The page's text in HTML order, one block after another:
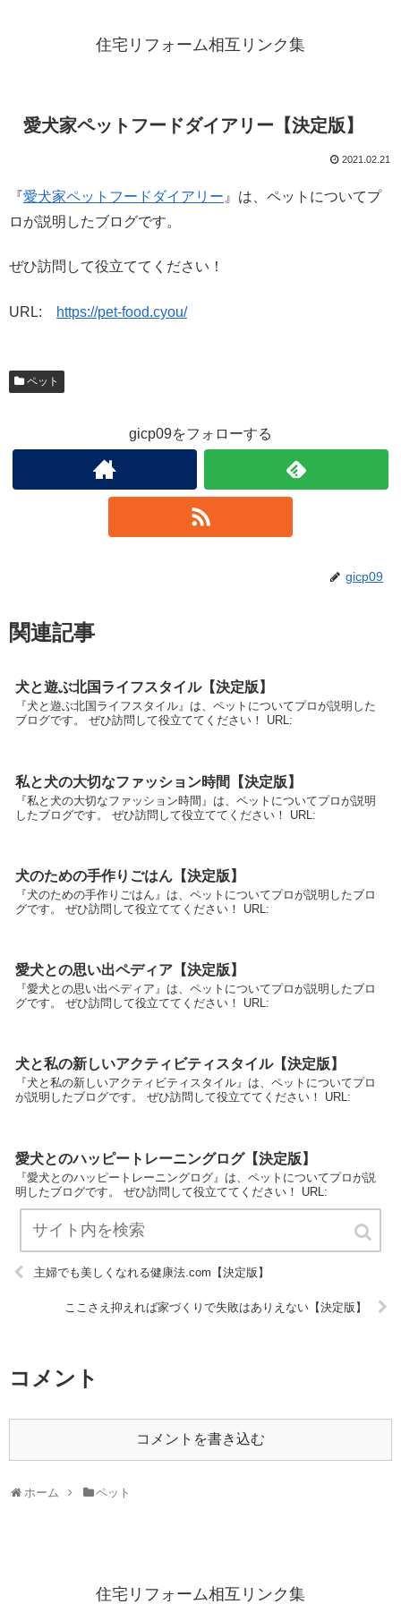
住宅リフォーム相互リンク集
愛犬家ペットフードダイアリー【決定版】
2021.02.21
『愛犬家ペットフードダイアリー 』は、ペットについてプ
ロが説明したブログです。
ぜひ訪問して役立ててください！
URL: https://pet-food.cyou/
ペット
gicp09をフォローする
gicp09
関連記事
犬と遊ぶ北国ライフスタイル【決定版】
『犬と遊ぶ北国ライフスタイル』は、ペットについてプロが説明した
ブログです。 ぜひ訪問して役立ててください！ URL:
私と犬の大切なファッション時間【決定版】
『私と犬の大切なファッション時間』は、ペットについてプロが説明
したブログです。 ぜひ訪問して役立ててください！ URL:
犬のための手作りごはん【決定版】
『犬のための手作りごはん』は、ペットについてプロが説明したブロ
グです。 ぜひ訪問して役立ててください！ URL:
愛犬との思い出ペディア【決定版】
『愛犬との思い出ペディア』は、ペットについてプロが説明したブロ
グです。 ぜひ訪問して役立ててください！ URL:
犬と私の新しいアクティビティスタイル【決定版】
『犬と私の新しいアクティビティスタイル』は、ペットについてプロ
が説明したブログです。 ぜひ訪問して役立ててください！ URL:
愛犬とのハッピートレーニングログ【決定版】
『愛犬とのハッピートレーニングログ』は、ペットについてプロが説
明したブログです。 ぜひ訪問して役立ててください！ URL:
主婦でも美しくなれる健康法.com【決定版】
ここさえ抑えれば家づくりで失敗はありえない【決定版】
コメント
コメントを書き込む
ホーム ペット
住宅リフォーム相互リンク集